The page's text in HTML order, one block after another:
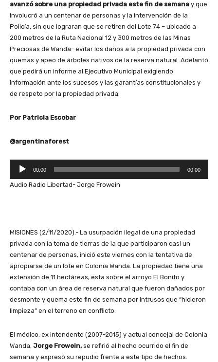
avanzó sobre una propiedad privada este fin de semana y que
involucró a un centenar de personas y la intervención de la
Policía, sin que lograran que se retiren del Lote 74 – ubicado a
200 metros de la Ruta Nacional 12 y 300 metros de las Minas
Preciosas de Wanda- evitar los daños a la propiedad privada con
quemas y apeo de árboles nativos de la reserva natural. Adelantó
que pedirá un informe al Ejecutivo Municipal exigiendo
información ante los sucesos y las garantías constitucionales y
de respeto por la propiedad privada.
Por Patricia Escobar
@argentinaforest
p
u
c
t
o
r
d
e
a
d
i
o
00:00 00:00
Audio Radio Libertad- Jorge Frowein
MISIONES (2/11/2020).- La usurpación ilegal de una propiedad
privada con la toma de tierras de la que participaron casi un
centenar de personas, inició este viernes con la tentativa de
apropiarse de un lote en Colonia Wanda. La propiedad tiene una
extensión de 11 hectáreas, esta sobre el arroyo El Bonito y
contaba con un área de reserva natural que fueron dañados por
desmonte y quema este fin de semana por intrusos que “hicieron
limpieza” en el terreno en conflicto.
El médico, ex intendente (2007-2015) y actual concejal de Colonia
Wanda, Jorge Frowein,se refirió al hecho ocurrido el fin de
semana y expresó su repudio frente a este tipo de hechos.